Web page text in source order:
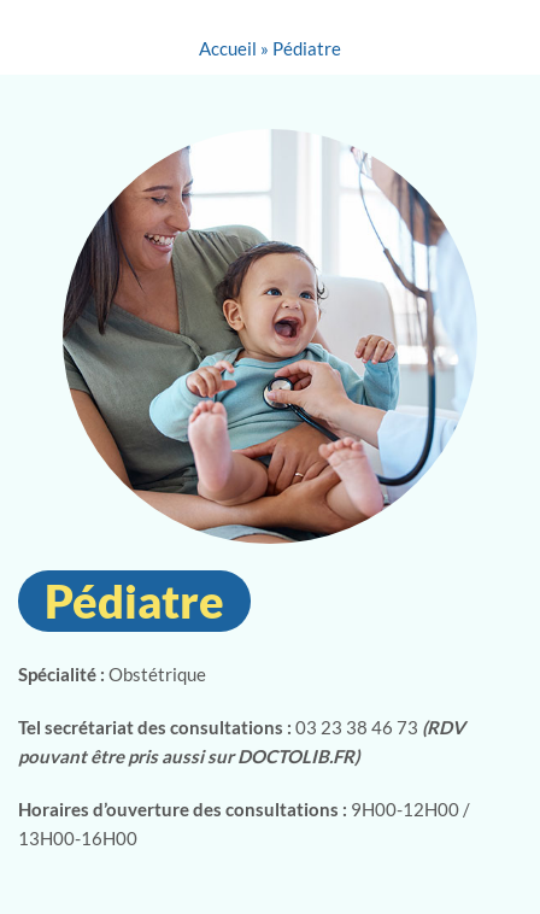
Accueil » Pédiatre
Pédiatre
Spécialité : Obstétrique
Tel secrétariat des consultations : 03 23 38 46 73 (RDV
pouvant être pris aussi sur DOCTOLIB.FR)
Horaires d’ouverture des consultations : 9H00-12H00 /
13H00-16H00